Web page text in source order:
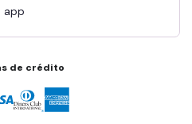
app
de crédito